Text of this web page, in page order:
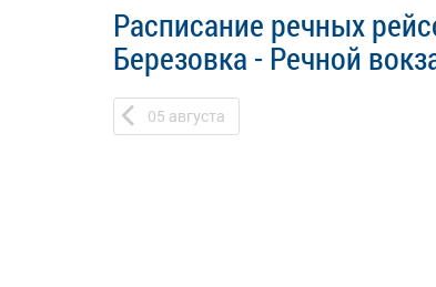
Расписание речных
Березовка - Речной
05 августа